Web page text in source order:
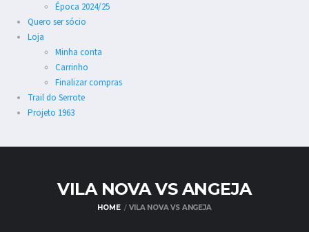
Época 2024/25
Quero ser sócio
Loja
Minha conta
Carrinho
Finalizar compras
Trail do Serrote
Projeto 1963
VILA NOVA VS ANGEJA
HOME VILA NOVA VS ANGEJA